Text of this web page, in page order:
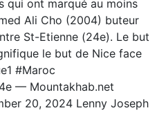
qui ont marqué au moins
Ali Cho (2004) buteur
St-Etienne (24e). Le but
le but de Nice face
#Maroc
— Mountakhab.net
20, 2024 Lenny Joseph